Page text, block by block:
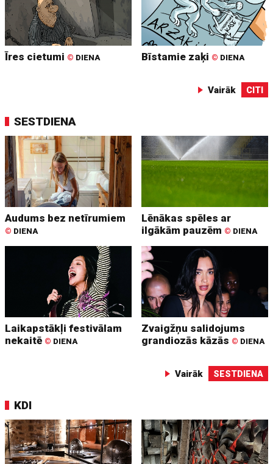
Īres cietumi © DIENA Bīstamie zaķi © DIENA
Vairāk CITI
SESTDIENA
Audums bez netīrumiem
© DIENA
Lēnākas spēles ar
ilgākām pauzēm © DIENA
Laikapstākļi festivālam
nekaitē © DIENA
Zvaigžņu salidojums
grandiozās kāzās © DIENA
Vairāk SESTDIENA
KDI